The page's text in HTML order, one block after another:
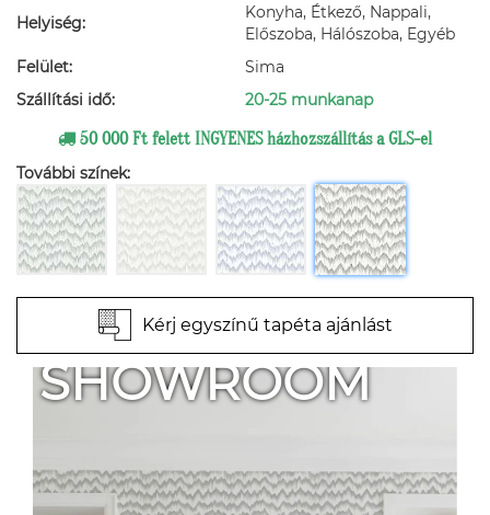
Helyiség:
Konyha, Étkező, Nappali,
Előszoba, Hálószoba, Egyéb
Felület:
Sima
Szállítási idő:
20-25 munkanap
50 000 Ft felett INGYENES házhozszállítás a GLS-el
További színek:
Kérj egyszínű tapéta ajánlást
SHOWROOM